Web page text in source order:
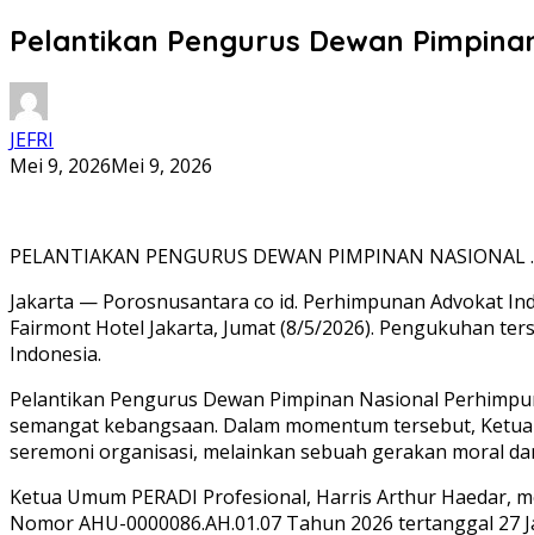
Pelantikan Pengurus Dewan
JEFRI
Mei 9, 2026Mei 9, 2026
PELANTIAKAN PENGURUS DEWAN PIMPINAN NASIONAL
Jakarta — Porosnusantara co id. Perhimpunan Advokat
Fairmont Hotel Jakarta, Jumat (8/5/2026). Pengukuhan
Indonesia.
Pelantikan Pengurus Dewan Pimpinan Nasional
semangat kebangsaan. Dalam momentum tersebut,
seremoni organisasi, melainkan sebuah gerakan moral
Ketua Umum PERADI Profesional, Harris Arthur
Nomor AHU-0000086.AH.01.07 Tahun 2026 tertanggal 27